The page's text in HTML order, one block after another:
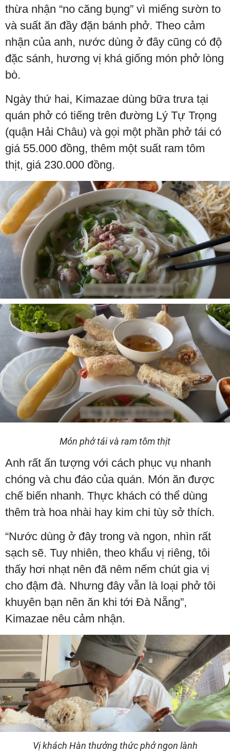
thừa nhận “no căng bụng” vì miếng sườn to
và suất ăn đầy đặn bánh phở. Theo cảm
nhận của anh, nước dùng ở đây cũng có độ
đặc sánh, hương vị khá giống món phở lòng
bò.
Ngày thứ hai, Kimazae dùng bữa trưa tại
quán phở có tiếng trên đường Lý Tự Trọng
(quận Hải Châu) và gọi một phần phở tái có
giá 55.000 đồng, thêm một suất ram tôm
thịt, giá 230.000 đồng.
Món phở tái và ram tôm thịt
Anh rất ấn tượng với cách phục vụ nhanh
chóng và chu đáo của quán. Món ăn được
chế biến nhanh. Thực khách có thể dùng
thêm trà hoa nhài hay kim chi tùy sở thích.
“Nước dùng ở đây trong và ngon, nhìn rất
sạch sẽ. Tuy nhiên, theo khẩu vị riêng, tôi
thấy hơi nhạt nên đã nêm nếm chút gia vị
cho đậm đà. Nhưng đây vẫn là loại phở tôi
khuyên bạn nên ăn khi tới Đà Nẵng”,
Kimazae nêu cảm nhận.
Vị khách Hàn thưởng thức phở ngon lành